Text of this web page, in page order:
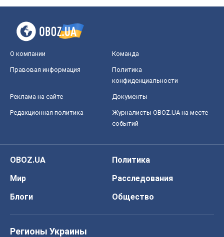
О компании Команда
Правовая информация
Политика
конфиденциальности
Реклама на сайте Документы
Редакционная политика
Журналисты OBOZ.UA на месте
событий
OBOZ.UA
Политика
Мир
Расследования
Блоги
Общество
Регионы Украины